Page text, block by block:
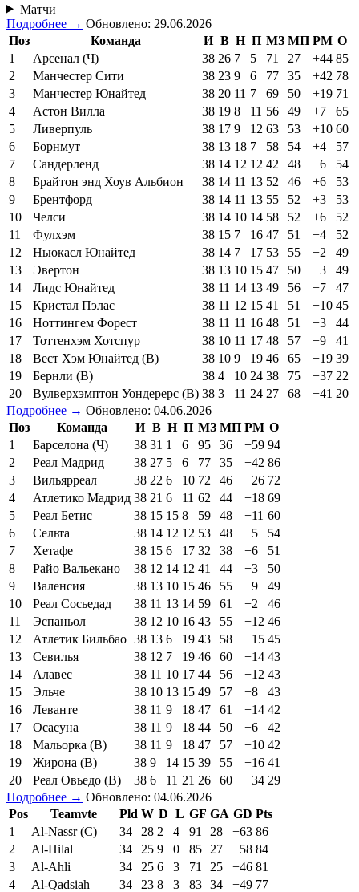
Матчи
Подробнее → Обновлено: 29.06.2026
Поз
Команда И В Н П МЗ МП РМ О
1
Арсенал (Ч) 38 26 7 5 71 27 +44 85
2
Манчестер Сити 38 23 9 6 77 35 +42 78
3
Манчестер Юнайтед 38 20 11 7 69 50 +19 71
4
Астон Вилла 38 19 8 11 56 49 +7
65
5
Ливерпуль 38 17 9 12 63 53 +10 60
6
Борнмут 38 13 18 7 58 54 +4
57
7
Сандерленд 38 14 12 12 42 48 −6
54
8
Брайтон энд Хоув Альбион 38 14 11 13 52 46 +6
53
9
Брентфорд 38 14 11 13 55 52 +3
53
10
Челси 38 14 10 14 58 52 +6
52
11
Фулхэм 38 15 7 16 47 51 −4
52
12
Ньюкасл Юнайтед 38 14 7 17 53 55 −2
49
13
Эвертон 38 13 10 15 47 50 −3
49
14
Лидс Юнайтед 38 11 14 13 49 56 −7
47
15
Кристал Пэлас 38 11 12 15 41 51 −10 45
16
Ноттингем Форест 38 11 11 16 48 51 −3
44
17
Тоттенхэм Хотспур 38 10 11 17 48 57 −9
41
18
Вест Хэм Юнайтед (В) 38 10 9 19 46 65 −19 39
19
Бернли (В) 38 4 10 24 38 75 −37 22
20
Вулверхэмптон Уондерерс (В) 38 3 11 24 27 68 −41 20
Подробнее → Обновлено: 04.06.2026
Поз
Команда И В Н П МЗ МП РМ О
1
Барселона (Ч) 38 31 1 6 95 36 +59 94
2
Реал Мадрид 38 27 5 6 77 35 +42 86
3
Вильярреал 38 22 6 10 72 46 +26 72
4
Атлетико Мадрид 38 21 6 11 62 44 +18 69
5
Реал Бетис 38 15 15 8 59 48 +11 60
6
Сельта 38 14 12 12 53 48 +5
54
7
Хетафе 38 15 6 17 32 38 −6
51
8
Райо Вальекано 38 12 14 12 41 44 −3
50
9
Валенсия 38 13 10 15 46 55 −9
49
10
Реал Сосьедад 38 11 13 14 59 61 −2
46
11
Эспаньол 38 12 10 16 43 55 −12 46
12
Атлетик Бильбао 38 13 6 19 43 58 −15 45
13
Севилья 38 12 7 19 46 60 −14 43
14
Алавес 38 11 10 17 44 56 −12 43
15
Эльче 38 10 13 15 49 57 −8
43
16
Леванте 38 11 9 18 47 61 −14 42
17
Осасуна 38 11 9 18 44 50 −6
42
18
Мальорка (В) 38 11 9 18 47 57 −10 42
19
Жирона (В) 38 9 14 15 39 55 −16 41
20
Реал Овьедо (В) 38 6 11 21 26 60 −34 29
Подробнее → Обновлено: 04.06.2026
Pos
Teamvte Pld W D L GF GA GD Pts
1
Al-Nassr (C) 34 28 2 4 91 28 +63 86
2
Al-Hilal 34 25 9 0 85 27 +58 84
3
Al-Ahli 34 25 6 3 71 25 +46 81
4
Al-Qadsiah 34 23 8 3 83 34 +49 77